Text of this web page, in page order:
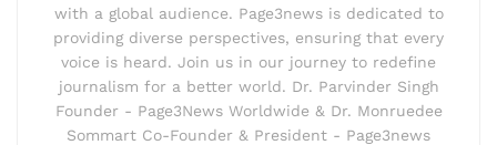
with a global audience. Page3news is dedicated to
providing diverse perspectives, ensuring that every
voice is heard. Join us in our journey to redefine
journalism for a better world. Dr. Parvinder Singh
Founder - Page3News Worldwide & Dr. Monruedee
Sommart Co-Founder & President - Page3news